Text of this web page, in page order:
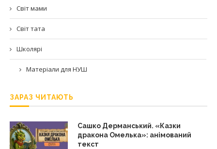
Світ мами
Світ тата
Школярі
Матеріали для НУШ
ЗАРАЗ ЧИТАЮТЬ
Сашко Дерманський. «Казки
дракона Омелька»: анімований
текст